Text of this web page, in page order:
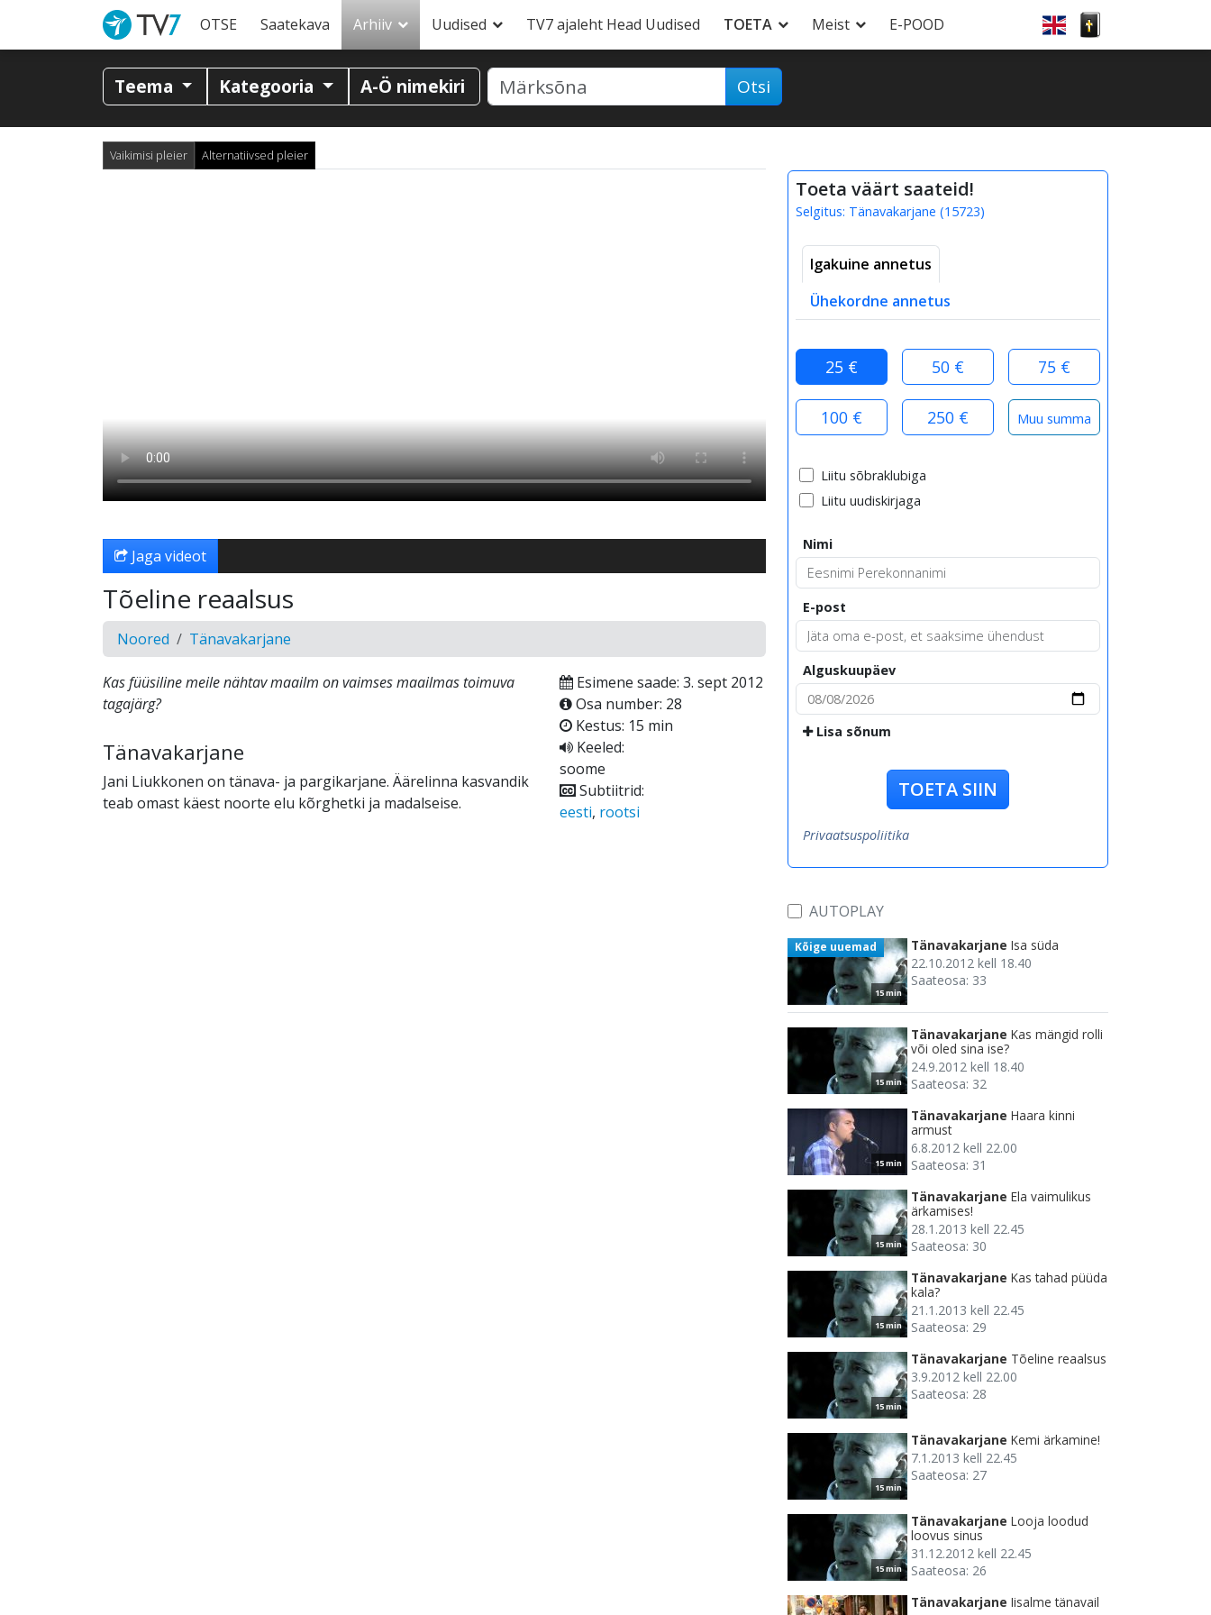
OTSE Saatekava Arhiiv Uudised TV7 ajaleht Head Uudised TOETA Meist E-POOD
Teema Kategooria A-Ö nimekiri Otsi
Vaikimisi pleier Alternatiivsed pleier
Jaga videot
Tõeline reaalsus
Noored Tänavakarjane
Kas füüsiline meile nähtav maailm on vaimses maailmas toimuva
tagajärg?
Tänavakarjane
Jani Liukkonen on tänava- ja pargikarjane. Äärelinna kasvandik
teab omast käest noorte elu kõrghetki ja madalseise.
Esimene saade: 3. sept 2012
Osa number: 28
Kestus: 15 min
Keeled:
soome
Subtiitrid:
eesti, rootsi
Toeta väärt saateid!
Selgitus: Tänavakarjane (15723)
Igakuine annetus
Ühekordne annetus
25 € 50 € 75 €
100 € 250 €
Liitu sõbraklubiga
Liitu uudiskirjaga
Nimi
E-post
Alguskuupäev
Lisa sõnum
TOETA SIIN
Privaatsuspoliitika
AUTOPLAY
15 min
Kõige uuemad Tänavakarjane Isa süda
22.10.2012 kell 18.40
Saateosa: 33
15 min
Tänavakarjane Kas mängid rolli
või oled sina ise?
24.9.2012 kell 18.40
Saateosa: 32
15 min
Tänavakarjane Haara kinni
armust
6.8.2012 kell 22.00
Saateosa: 31
15 min
Tänavakarjane Ela vaimulikus
ärkamises!
28.1.2013 kell 22.45
Saateosa: 30
15 min
Tänavakarjane Kas tahad püüda
kala?
21.1.2013 kell 22.45
Saateosa: 29
15 min
Tänavakarjane Tõeline reaalsus
3.9.2012 kell 22.00
Saateosa: 28
15 min
Tänavakarjane Kemi ärkamine!
7.1.2013 kell 22.45
Saateosa: 27
15 min
Tänavakarjane Looja loodud
loovus sinus
31.12.2012 kell 22.45
Saateosa: 26
Tänavakarjane Iisalme tänavail